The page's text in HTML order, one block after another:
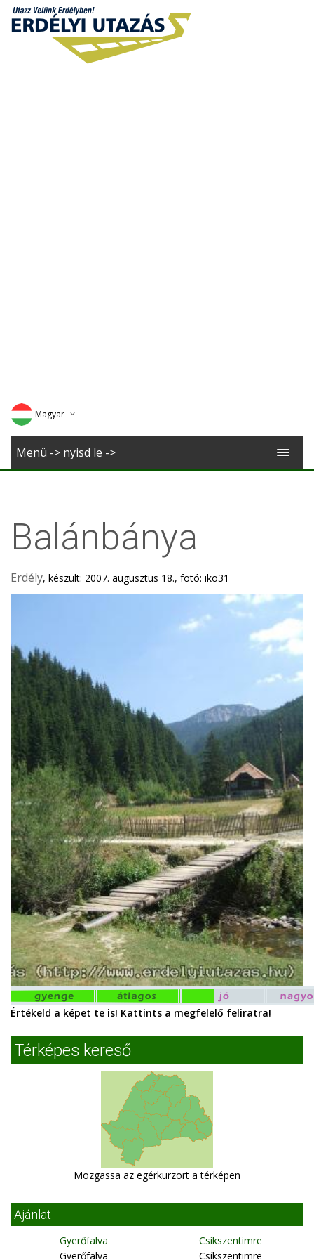
Magyar
Deutsch
Menü -> nyisd le ->
Balánbánya
Erdély, készült: 2007. augusztus 18., fotó: iko31
Értékeld a képet te is! Kattints a megfelelő feliratra!
Térképes kereső
Mozgassa az egérkurzort a térképen
Ajánlat
Gyerőfalva
Gyerőfalva
Csíkszentimre
Csíkszentimre